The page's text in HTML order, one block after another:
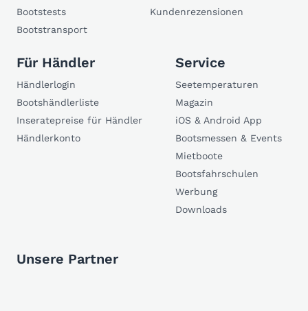
Bootstests
Bootstransport
Kundenrezensionen
Für Händler
Händlerlogin
Bootshändlerliste
Inseratepreise für Händler
Händlerkonto
Service
Seetemperaturen
Magazin
iOS & Android App
Bootsmessen & Events
Mietboote
Bootsfahrschulen
Werbung
Downloads
Unsere Partner